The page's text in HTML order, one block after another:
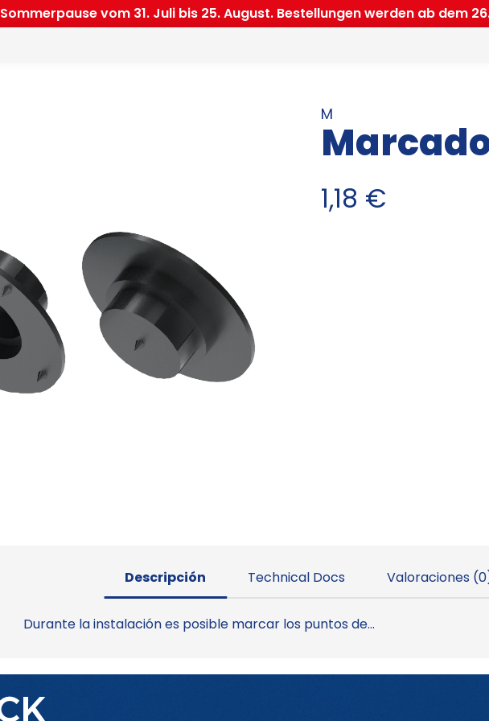
Sommerpause vom 31. Juli bis 25. August. Bestellungen werden ab dem
M
1,18 €
Descripción Valoraciones
Technical Docs
Durante la instalación es posible marcar los puntos de…